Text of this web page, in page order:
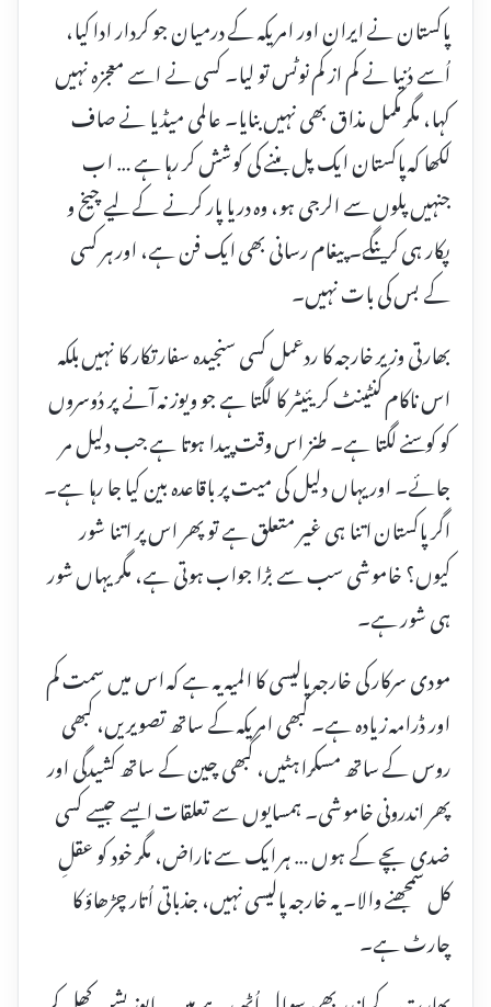
پاکستان نے ایران اور امریکہ کے درمیان جو کردار ادا کیا،
اُسے دُنیا نے کم از کم نوٹس تو لیا۔ کسی نے اسے معجزہ نہیں
کہا، مگر مکمل مذاق بھی نہیں بنایا۔ عالمی میڈیا نے صاف
لکھا کہ پاکستان ایک پل بننے کی کوشش کر رہا ہے … اب
جنہیں پلوں سے الرجی ہو، وہ دریا پار کرنے کے لیے چیخ و
پکار ہی کرینگے۔ پیغام رسانی بھی ایک فن ہے، اور ہر کسی
کے بس کی بات نہیں۔
بھارتی وزیر خارجہ کا ردعمل کسی سنجیدہ سفارتکار کا نہیں بلکہ
اس ناکام کنٹینٹ کریئیٹر کا لگتا ہے جو ویوز نہ آنے پر دُوسروں
کو کوسنے لگتا ہے۔ طنز اس وقت پیدا ہوتا ہے جب دلیل مر
جائے۔ اور یہاں دلیل کی میت پر باقاعدہ بین کیا جا رہا ہے۔
اگر پاکستان اتنا ہی غیر متعلق ہے تو پھر اس پر اتنا شور
کیوں؟ خاموشی سب سے بڑا جواب ہوتی ہے، مگر یہاں شور
ہی شور ہے۔
مودی سرکار کی خارجہ پالیسی کا المیہ یہ ہے کہ اس میں سمت کم
اور ڈرامہ زیادہ ہے۔ کبھی امریکہ کے ساتھ تصویریں، کبھی
روس کے ساتھ مسکراہٹیں، کبھی چین کے ساتھ کشیدگی اور
پھر اندرونی خاموشی۔ ہمسایوں سے تعلقات ایسے جیسے کسی
ضدی بچے کے ہوں … ہر ایک سے ناراض، مگر خود کو عقلِ
کل سمجھنے والا۔ یہ خارجہ پالیسی نہیں، جذباتی اُتار چڑھاؤ کا
چارٹ ہے۔